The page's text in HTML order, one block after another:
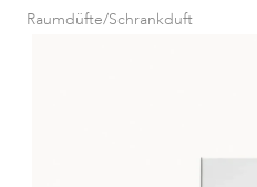
Raumdüfte/Schrankduft